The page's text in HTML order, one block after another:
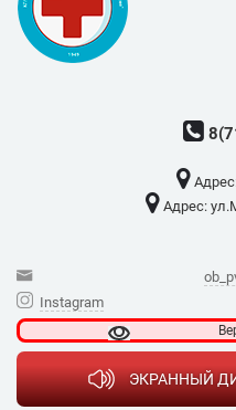
Адрес:
Instagram
ЭКРАННЫЙ